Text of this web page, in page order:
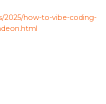
2025/how-to-vibe-coding-